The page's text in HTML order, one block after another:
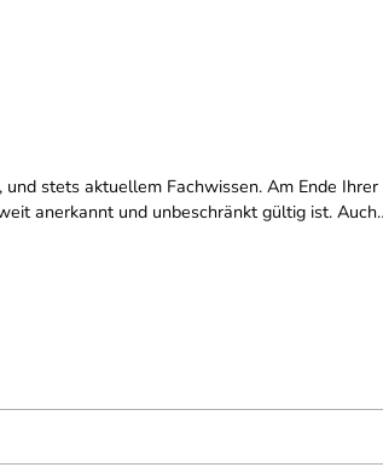
stets aktuellem Fachwissen. Am Ende
anerkannt und unbeschränkt gültig ist.